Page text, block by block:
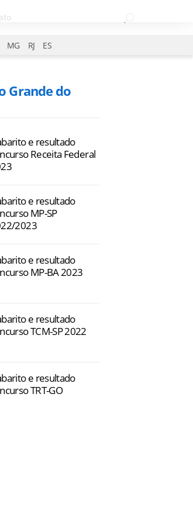
MG RJ ES
Grande do
e resultado
Receita Federal
e resultado
MP-SP
2023
e resultado
MP-BA 2023
e resultado
TCM-SP 2022
e resultado
TRT-GO